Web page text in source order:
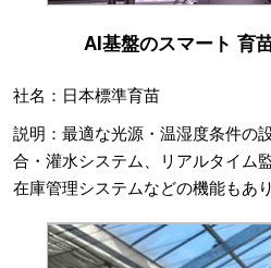
AI基盤のスマート 育
社名：日本標準育苗
説明：最適な光源・温湿度条件の
合・灌水システム、リアルタイム
在庫管理システムなどの機能もあり